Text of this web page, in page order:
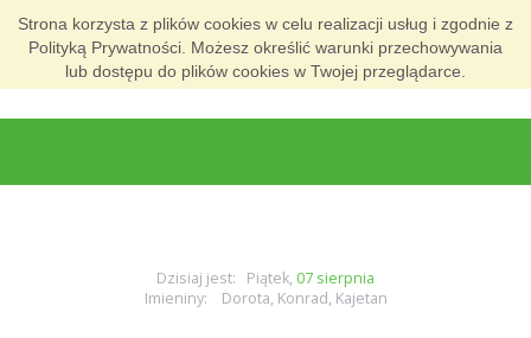
Strona korzysta z plików cookies w celu realizacji usług i zgodnie z
Polityką Prywatności. Możesz określić warunki przechowywania
lub dostępu do plików cookies w Twojej przeglądarce.
Dzisiaj jest: Piątek, 07 sierpnia
Imieniny: Dorota, Konrad, Kajetan